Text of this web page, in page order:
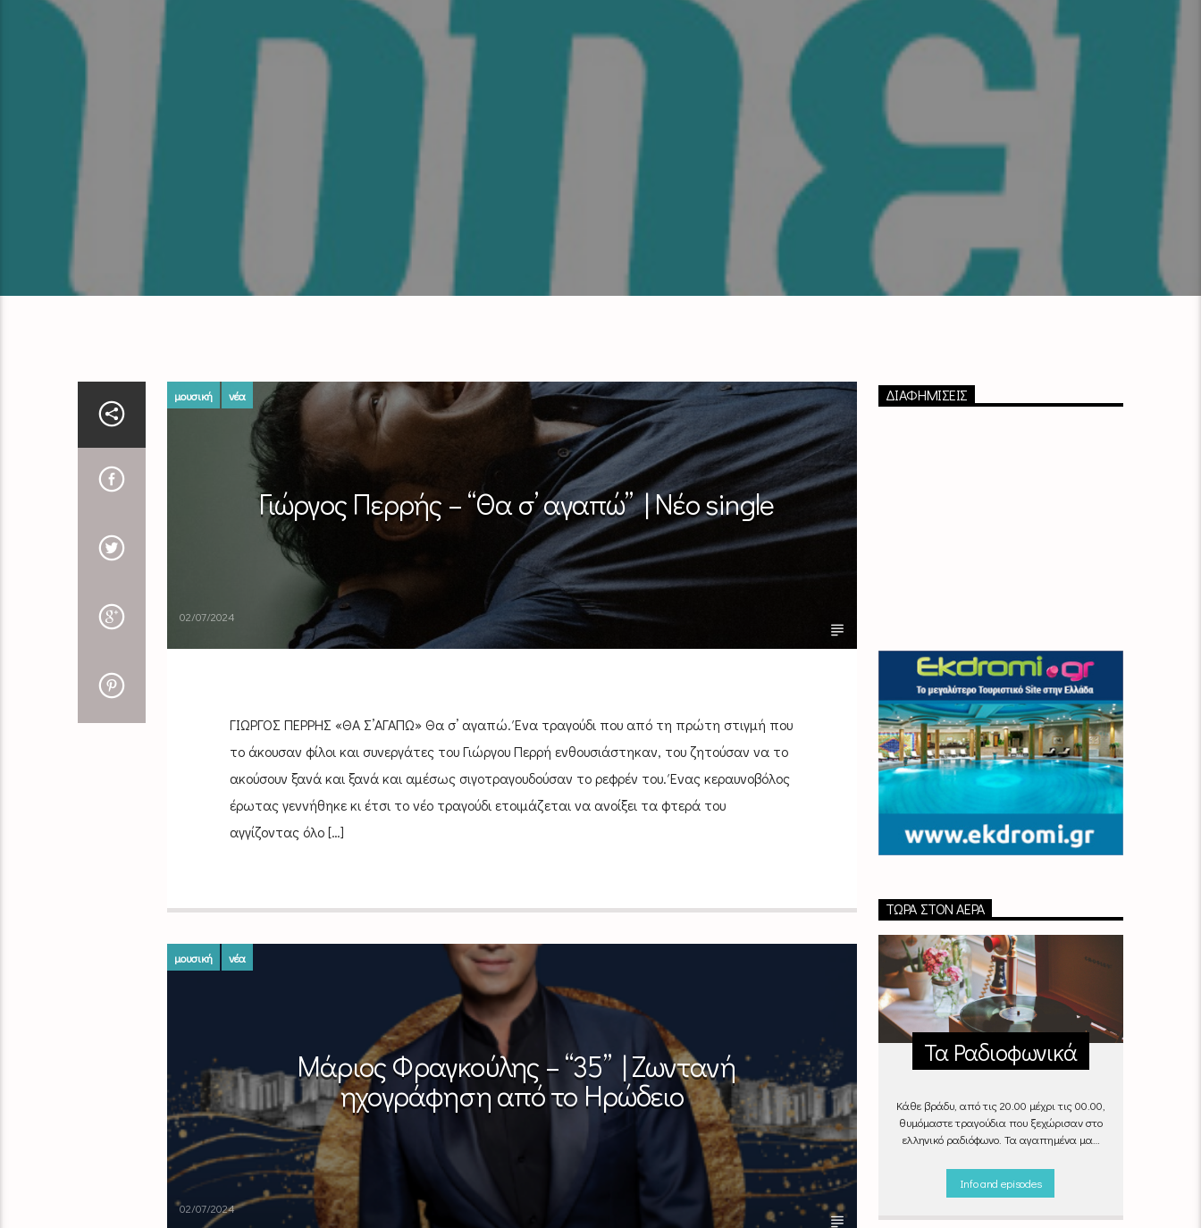
μουσική νέα
Γιώργος Περρής – “Θα σ’ αγαπώ” | Νέο single
02/07/2024
ΓΙΩΡΓΟΣ ΠΕΡΡΗΣ «ΘΑ Σ’ΑΓΑΠΩ» Θα σ’ αγαπώ. Ένα τραγούδι που από τη πρώτη στιγμή που
το άκουσαν φίλοι και συνεργάτες του Γιώργου Περρή ενθουσιάστηκαν, του ζητούσαν να το
ακούσουν ξανά και ξανά και αμέσως σιγοτραγουδούσαν το ρεφρέν του. Ένας κεραυνοβόλος
έρωτας γεννήθηκε κι έτσι το νέο τραγούδι ετοιμάζεται να ανοίξει τα φτερά του
αγγίζοντας όλο […]
μουσική νέα
Μάριος Φραγκούλης – “35” | Ζωντανή
ηχογράφηση από το Ηρώδειο
02/07/2024
ΔΙΑΦΗΜΙΣΕΙΣ
ΤΏΡΑ ΣΤΟΝ ΑΈΡΑ
Τα Ραδιοφωνικά
Κάθε βράδυ, από τις 20.00 μέχρι τις 00.00,
θυμόμαστε τραγούδια που ξεχώρισαν στο
ελληνικό ραδιόφωνο. Τα αγαπημένα μας
Που ξέρεις, μπορεί και το δικό σου
αγαπημένο τραγούδι να βρίσκεται μέσα σ’
00:00στονEmpneusi 107 FM.
Info and episodes